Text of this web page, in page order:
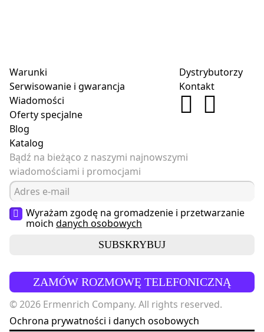
Warunki
Serwisowanie i gwarancja
Wiadomości
Oferty specjalne
Blog
Katalog
Dystrybutorzy
Kontakt
Bądź na bieżąco z naszymi najnowszymi
wiadomościami i promocjami
Wyrażam zgodę na gromadzenie i przetwarzanie
moich danych osobowych
SUBSKRYBUJ
ZAMÓW ROZMOWĘ TELEFONICZNĄ
© 2026 Ermenrich Company. All rights reserved.
Ochrona prywatności i danych osobowych